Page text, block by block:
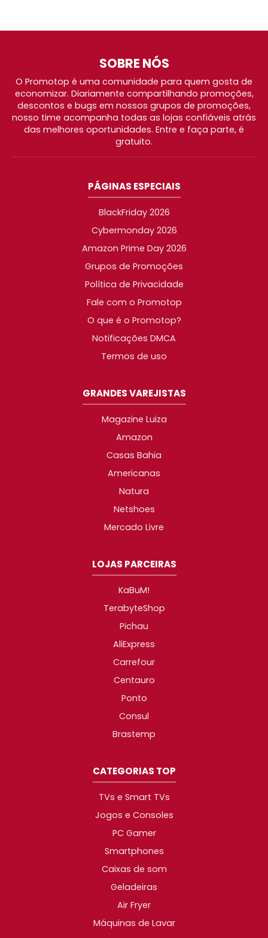
SOBRE NÓS
O Promotop é uma comunidade para quem gosta de
economizar. Diariamente compartilhando promoções,
descontos e bugs em nossos grupos de promoções,
nosso time acompanha todas as lojas confiáveis atrás
das melhores oportunidades. Entre e faça parte, é
gratuito.
PÁGINAS ESPECIAIS
BlackFriday 2026
Cybermonday 2026
Amazon Prime Day 2026
Grupos de Promoções
Política de Privacidade
Fale com o Promotop
O que é o Promotop?
Notificações DMCA
Termos de uso
GRANDES VAREJISTAS
Magazine Luiza
Amazon
Casas Bahia
Americanas
Natura
Netshoes
Mercado Livre
LOJAS PARCEIRAS
KaBuM!
TerabyteShop
Pichau
AliExpress
Carrefour
Centauro
Ponto
Consul
Brastemp
CATEGORIAS TOP
TVs e Smart TVs
Jogos e Consoles
PC Gamer
Smartphones
Caixas de som
Geladeiras
Air Fryer
Máquinas de Lavar